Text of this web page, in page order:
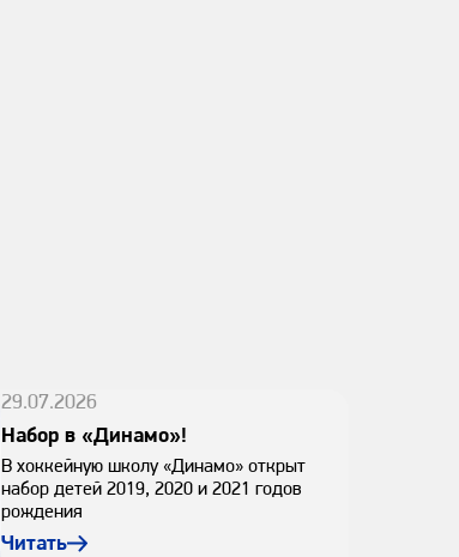
29.07.2026
Набор в «Динамо»!
В хоккейную школу «Динамо» открыт
набор детей 2019, 2020 и 2021 годов
рождения
Читать